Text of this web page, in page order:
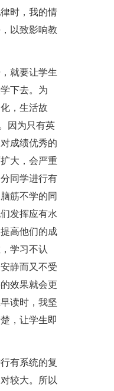
时，我的情
以致影响教
就要让学生
下去。为
，生活故
因为只有英
成绩优秀的
大，会严重
同学进行有
筋不学的同
发挥应有水
高他们的成
学习不认
静而又不受
效果就会更
读时，我坚
，让学生即
有系统的复
较大。所以